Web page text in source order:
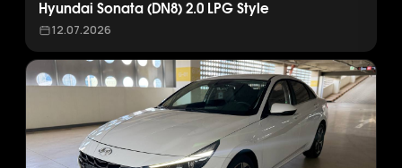
Hyundai Sonata (DN8) 2.0 LPG Style
12.07.2026